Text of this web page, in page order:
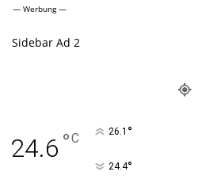
— Werbung —
24.6 °C 26.1 °
24.4°